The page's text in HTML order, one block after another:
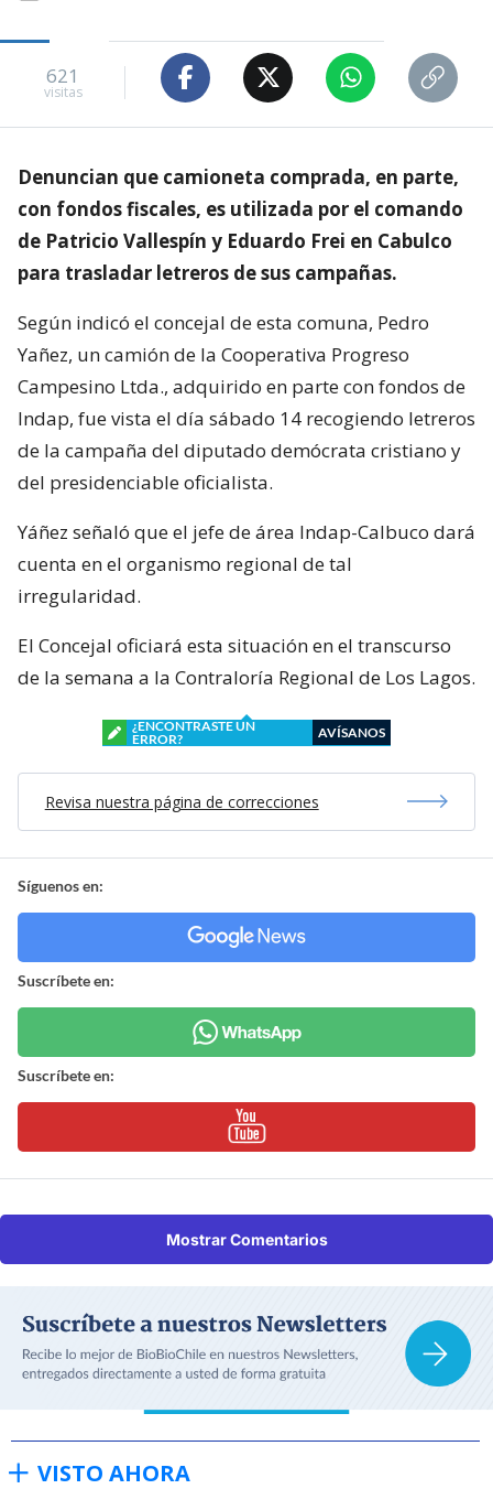
621
visitas
Denuncian que camioneta comprada, en parte,
con fondos fiscales, es utilizada por el comando
de Patricio Vallespín y Eduardo Frei en Cabulco
para trasladar letreros de sus campañas.
Según indicó el concejal de esta comuna, Pedro
Yañez, un camión de la Cooperativa Progreso
Campesino Ltda., adquirido en parte con fondos de
Indap, fue vista el día sábado 14 recogiendo letreros
de la campaña del diputado demócrata cristiano y
del presidenciable oficialista.
Yáñez señaló que el jefe de área Indap-Calbuco dará
cuenta en el organismo regional de tal
irregularidad.
El Concejal oficiará esta situación en el transcurso
de la semana a la Contraloría Regional de Los Lagos.
¿ENCONTRASTE UN
ERROR?
AVÍSANOS
Revisa nuestra página de correcciones
Síguenos en:
Suscríbete en:
Suscríbete en:
Mostrar Comentarios
VISTO AHORA